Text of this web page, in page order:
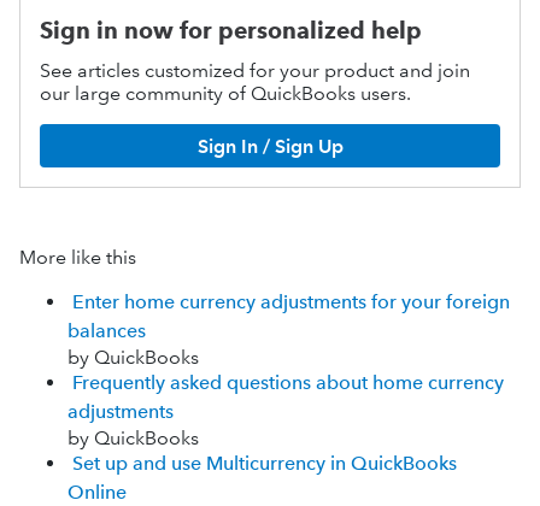
Sign in now for personalized help
See articles customized for your product and join
our large community of QuickBooks users.
Sign In / Sign Up
More like this
Enter home currency adjustments for your foreign
balances
by QuickBooks
Frequently asked questions about home currency
adjustments
by QuickBooks
Set up and use Multicurrency in QuickBooks
Online